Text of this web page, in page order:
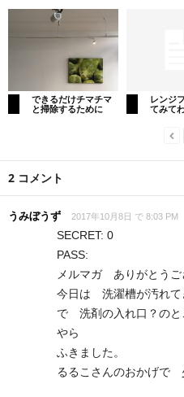
できるだけチマチマ
と掃除するために
レンジ
てみて
2 コメント
うみぼうず 2017年10月8日 で 8:03 PM
SECRET: 0
PASS:
メルマガ ありがとうご
今日は 洗濯槽が汚れ
で 洗剤の入れ口？の
やら
ふきました。
るるこさんのおかげ